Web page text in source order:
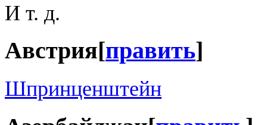
И т. д.
Австрия [править]
Шпринценштейн